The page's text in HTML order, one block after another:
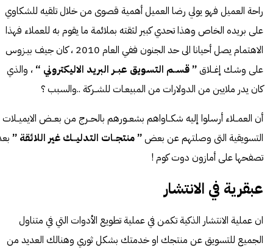
راحة العميل فهو يولي رضا العميل أهمية قصوى من خلال تلقيه للشكاوي
على بريده الخاص وهذا تحدي كبير لثقته بملائمة ما يقوم به للعملاء فهذا
الاهتمام يصل أحيانا الى حد الجنون ففي العام 2010 ، كان جيف بيـزوس
على وشـك إغــلاق” قســم التسويق عبــر البريد الاليكتروني “ ، والذي
كان يدر ملايين من الدولارات من المبيعـات للشــركة ..والسبب ؟
أن العمــلاء أرسلوا إليه شكــاواهم بشعــورهم بالحــرج من بعــض الايميــلات
التسويقية التى وصلتهم عن بعض” منتجــات التدليـــك غير اللائقة ”
تصفحها على أمازون دوت كوم !
عبقرية في الانتشار
ان عملية الانتشار الذكية تكمن في عملية تطويع الأدوات التي في متناول
الجميع للتسويق عن منتجك او خدمتك بشكل ثوري وهنالك العديد من